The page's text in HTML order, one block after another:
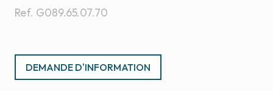
Ref. G089.65.07.70
DEMANDE D'INFORMATION